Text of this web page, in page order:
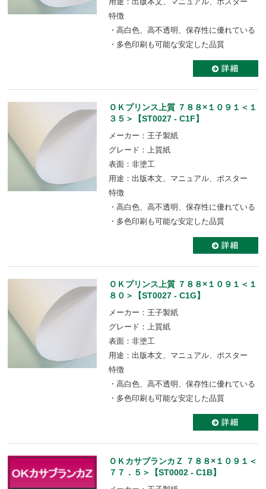
特徴
・高白色、高不透明、保存性に優れている
・多色印刷も可能な安定した品質
ＯＫプリンス上質 ７８８×１０９１＜１
３５＞【ST0027 - C1F】
メーカー：王子製紙
グレード：上質紙
表面：非塗工
用途：出版本文、マニュアル、ポスター
特徴
・高白色、高不透明、保存性に優れている
・多色印刷も可能な安定した品質
ＯＫプリンス上質 ７８８×１０９１＜１
８０＞【ST0027 - C1G】
メーカー：王子製紙
グレード：上質紙
表面：非塗工
用途：出版本文、マニュアル、ポスター
特徴
・高白色、高不透明、保存性に優れている
・多色印刷も可能な安定した品質
ＯＫカサブランカＺ ７８８×１０９１＜
７７．５＞【ST0002 - C1B】